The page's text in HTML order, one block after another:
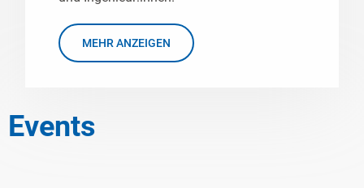
MEHR ANZEIGEN
Events